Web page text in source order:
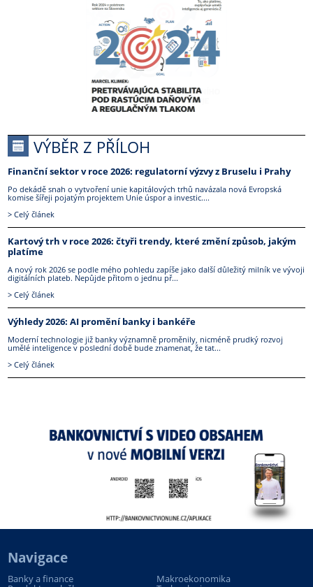
VÝBĚR Z PŘÍLOH
Finanční sektor v roce 2026: regulatorní výzvy z Bruselu i Prahy
Po dekádě snah o vytvoření unie kapitálových trhů navázala nová Evropská
komise šířeji pojatým projektem Unie úspor a investic....
> Celý článek
Kartový trh v roce 2026: čtyři trendy, které změní způsob, jakým
platíme
A nový rok 2026 se podle mého pohledu zapíše jako další důležitý milník ve vývoji
digitálních plateb. Nepůjde přitom o jednu př...
> Celý článek
Výhledy 2026: AI promění banky i bankéře
Moderní technologie již banky významně proměnily, nicméně prudký rozvoj
umělé inteligence v poslední době bude znamenat, že tat...
> Celý článek
Navigace
Banky a finance Makroekonomika